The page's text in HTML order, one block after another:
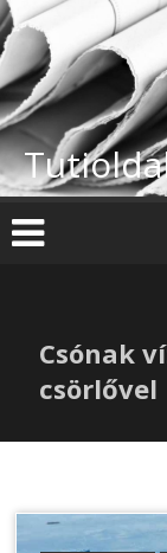
Skip
to
content
Csónak
csörlővel